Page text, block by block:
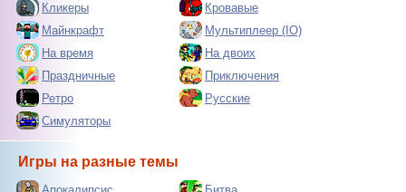
Кликеры
Кровавые
Майнкрафт
Мультиплеер (IO)
На время
На двоих
Праздничные
Приключения
Ретро
Русские
Симуляторы
Игры на разные темы